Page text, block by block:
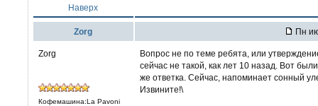
Наверх
Zorg Пн
Zorg
Кофемашина:La Pavoni
Вопрос не по теме ребята, или
сейчас не такой, как лет 10 назад. Вот
же ответка. Сейчас, напоминает сонный
Извините!\